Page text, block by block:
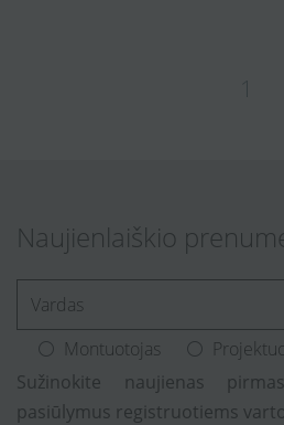
1
Naujienlaiškio
Montuotojas
Sužinokite naujienas
pasiūlymus registruotiems